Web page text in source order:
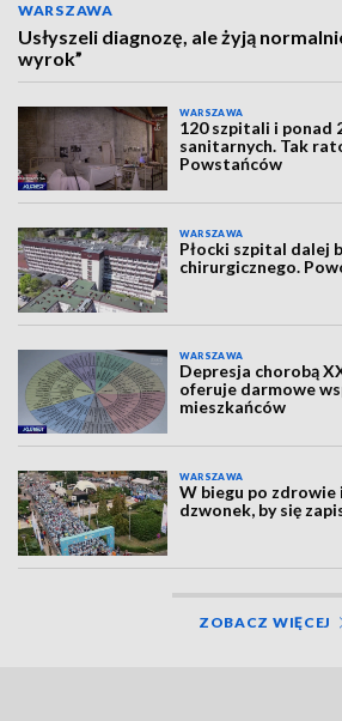
WARSZAWA
Usłyszeli diagnozę, ale żyją
wyrok”
WARSZAWA
120 szpitali i ponad
sanitarnych. Tak
Powstańców
WARSZAWA
Płocki szpital dalej
chirurgicznego.
WARSZAWA
Depresja chorobą
oferuje darmowe
mieszkańców
WARSZAWA
W biegu po
dzwonek, by się
ZOBACZ WIĘCEJ